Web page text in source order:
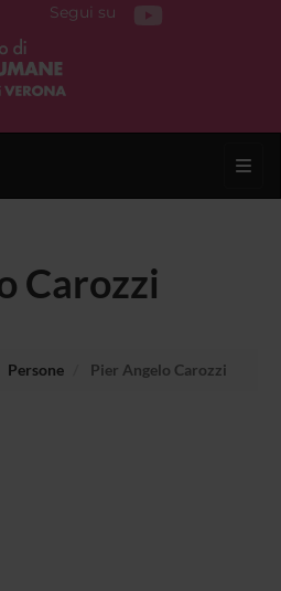
Segui su
Carozzi
Persone Pier Angelo Carozzi